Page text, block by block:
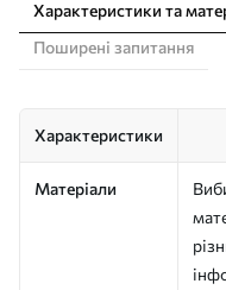
Характеристики та
Поширені запитання
Характеристики
Матеріали